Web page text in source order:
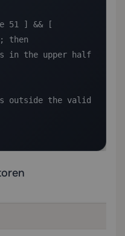
51 ] && [
then